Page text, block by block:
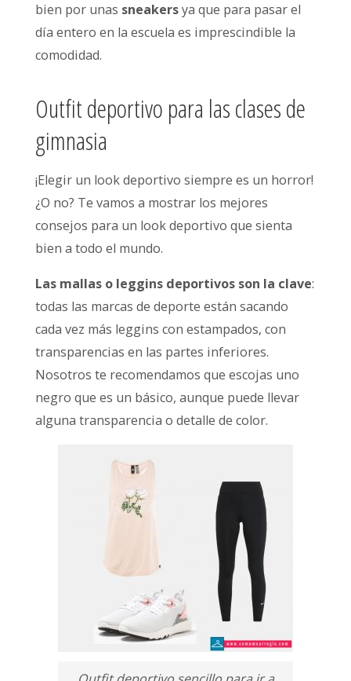
bien por unas sneakersya que para pasar el
día entero en la escuela es imprescindible la
comodidad.
Outfit deportivo para las clases de
gimnasia
¡Elegir un look deportivo siempre es un horror!
¿O no? Te vamos a mostrar los mejores
consejos para un look deportivo que sienta
bien a todo el mundo.
Las mallas o leggins deportivos son la clave:
todas las marcas de deporte están sacando
cada vez más leggins con estampados, con
transparencias en las partes inferiores.
Nosotros te recomendamos que escojas uno
negro que es un básico, aunque puede llevar
alguna transparencia o detalle de color.